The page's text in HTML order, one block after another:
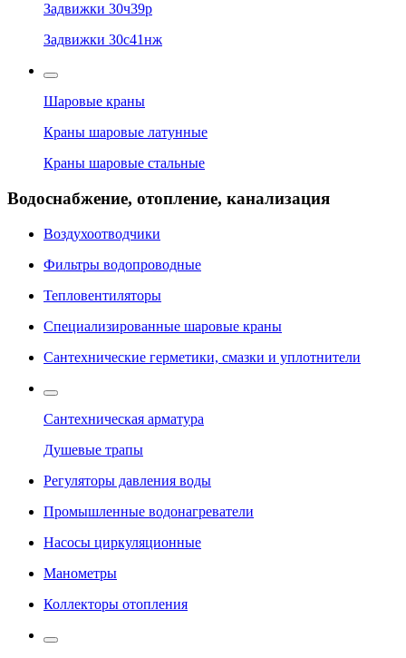
Задвижки 30ч39р
Задвижки 30с41нж
Шаровые краны
Краны шаровые латунные
Краны шаровые стальные
Водоснабжение, отопление, канализация
Воздухоотводчики
Фильтры водопроводные
Тепловентиляторы
Специализированные шаровые краны
Сантехнические герметики, смазки и уплотнители
Сантехническая арматура
Душевые трапы
Регуляторы давления воды
Промышленные водонагреватели
Насосы циркуляционные
Манометры
Коллекторы отопления